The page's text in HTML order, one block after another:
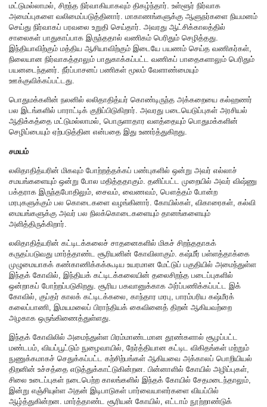
மட்டுமல்லாமல், சிறந்த நிர்வாகியாகவும் திகழ்ந்தார். உள்ளூர் நிர்வாக
அமைப்புகளை வலிமைப்படுத்தினார். மாகாணங்களுக்கு ஆளுநர்களை நியமனம்
செய்து நிர்வாகப் பரவலை உறுதி செய்தார். அவரது ஆட்சிக்காலத்தில்
சாலைகள் பாதுகாப்பாக இருந்ததால் வணிகம் பெரிதும் செழித்தது.
இந்தியாவிற்கும் மத்திய ஆசியாவிற்கும் இடையே பயணம் செய்த வணிகர்கள்,
நிலையான நிர்வாகத்தாலும் பாதுகாக்கப்பட்ட வணிகப் பாதைகளாலும் பெரிதும்
பயனடைந்தனர். நீர்ப்பாசனப் பணிகள் மூலம் வேளாண்மையும்
ஊக்குவிக்கப்பட்டது.
பொதுமக்களின் நலனில் லலிதாதித்யர் கொண்டிருந்த அக்கறையை கல்ஹணர்
பல இடங்களில் பாராட்டிக் குறிப்பிடுகிறார். அவரது படையெடுப்புகள் அரசியல்
ஆதிக்கத்தை மட்டுமல்லாமல், பொருளாதார வளத்தையும் பொதுமக்களின்
செழிப்பையும் ஏற்படுத்தின என்பதை இது உணர்த்துகிறது.
சமயம்
லலிதாதித்யரின் மிகவும் போற்றத்தக்கப் பண்புகளில் ஒன்று அவர் எல்லாச்
சமயங்களையும் ஒன்று போல மதித்ததாகும். தனிப்பட்ட முறையில் அவர் விஷ்ணு
பக்தராக இருந்தபோதிலும், சைவம், வைணவம், பௌத்தம் போன்ற
மரபுகளுக்கும் பல கொடைகளை வழங்கினார். கோயில்கள், விகாரைகள், கல்வி
மையங்களுக்கு அவர் பல நிலக்கொடைகளையும் தானங்களையும்
அளித்திருக்கிறார்.
லலிதாதித்யரின் கட்டிடக்கலைச் சாதனைகளில் மிகச் சிறந்ததாகக்
கருதப்படுவது மார்த்தாண்ட சூரியனின் கோவிலாகும். கஷ்மீர் பள்ளத்தாக்கை
முழுமையாகக் கண்காணிக்கக்கூடிய உயரமான மேட்டுப் பகுதியில் அமைந்துள்ள
இந்தக் கோவில், இந்தியக் கட்டிடக்கலையின் தலைசிறந்த படைப்புகளில்
ஒன்றாகப் போற்றப்படுகிறது. சூரிய பகவானுக்காக அர்ப்பணிக்கப்பட்ட இக்
கோவில், குப்தர் காலக் கட்டிடக்கலை, காந்தார மரபு, பாரம்பரிய கஷ்மீரக்
கலைப்பாணி, இமயமலைப் பிராந்தியக் கைவினைத் திறன் ஆகியவற்றை
அழகாக ஒருங்கிணைத்துள்ளது.
இந்தக் கோவிலில் அமைந்துள்ள பிரம்மாண்டமான தூண்களால் சூழப்பட்ட
மண்டபம், வியப்பூட்டும் நுழைவாயில், நேர்த்தியான கட்டிட விகிதங்கள் மற்றும்
நுணுக்கமாகச் செதுக்கப்பட்ட கற்சிற்பங்கள் ஆகியவை அக்காலப் பொறியியல்
திறனின் உச்சத்தை எடுத்துக்காட்டுகின்றன. பின்னாளில் கோயில் அழிப்புகள்,
சிலை உடைப்புகள் நடைபெற்ற காலங்களில் இந்தக் கோயில் சேதமடைந்தாலும்,
இன்று எஞ்சியுள்ள அதன் இடிபாடுகள் பார்வையாளர்களை வியப்பில்
ஆழ்த்துகின்றன. மார்த்தாண்ட சூரியன் கோயில், எட்டாம் நூற்றாண்டுக்